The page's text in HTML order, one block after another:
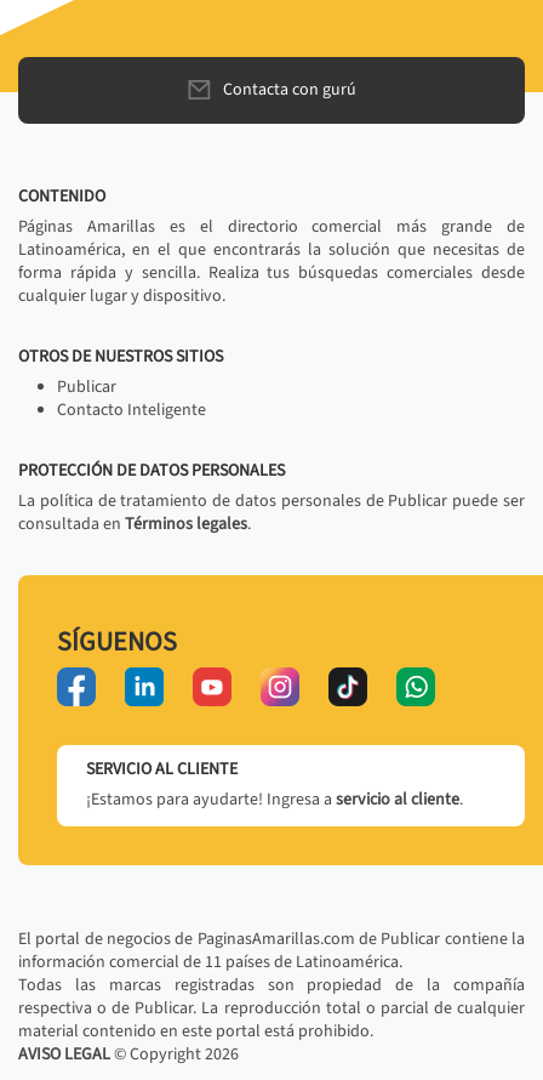
Contacta con gurú
CONTENIDO
Páginas Amarillas es el directorio comercial más grande de
Latinoamérica, en el que encontrarás la solución que necesitas de
forma rápida y sencilla. Realiza tus búsquedas comerciales desde
cualquier lugar y dispositivo.
OTROS DE NUESTROS SITIOS
Publicar
Contacto Inteligente
PROTECCIÓN DE DATOS PERSONALES
La política de tratamiento de datos personales de Publicar puede ser
consultada en Términos legales.
SÍGUENOS
SERVICIO AL CLIENTE
¡Estamos para ayudarte! Ingresa a servicio al cliente.
El portal de negocios de PaginasAmarillas.com de Publicar contiene la
información comercial de 11 países de Latinoamérica.
Todas las marcas registradas son propiedad de la compañía
respectiva o de Publicar. La reproducción total o parcial de cualquier
material contenido en este portal está prohibido.
AVISO LEGAL© Copyright2026